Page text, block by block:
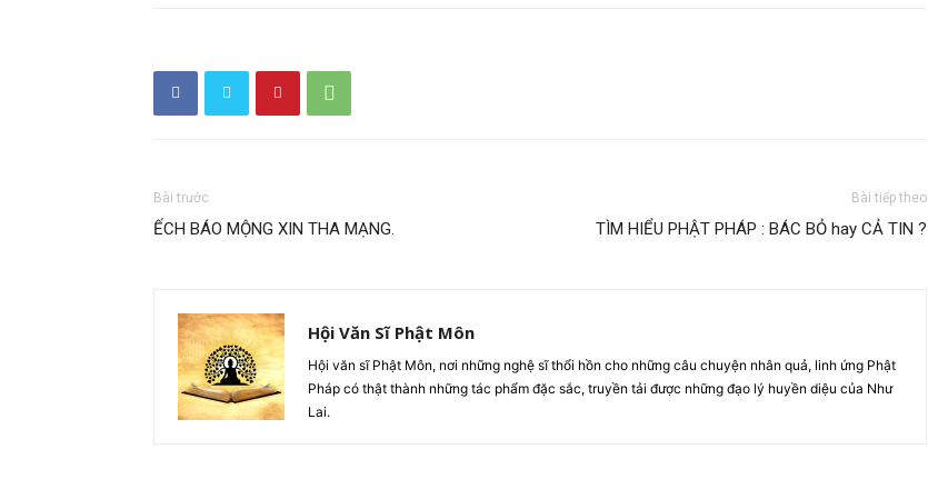
Bài trước
ẾCH BÁO MỘNG XIN THA MẠNG.
Bài tiếp theo
TÌM HIỂU PHẬT PHÁP : BÁC BỎ hay CẢ TIN ?
Hội Văn Sĩ Phật Môn
Hội văn sĩ Phật Môn, nơi những nghệ sĩ thổi hồn cho những câu chuyện nhân quả, linh ứng Phật
Pháp có thật thành những tác phẩm đặc sắc, truyền tải được những đạo lý huyền diệu của Như
Lai.